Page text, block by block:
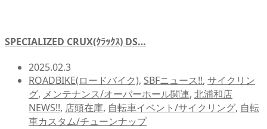
SPECIALIZED CRUX(ｸﾗｯｸｽ) DS…
2025.02.3
ROADBIKE(ロードバイク), SBFニュース!!, サイクリン
グ, メンテナンス/オーバーホール関連, 北浦和店
NEWS!!, 店頭在庫, 自転車イベント/サイクリング, 自転
車カスタム/チューンナップ